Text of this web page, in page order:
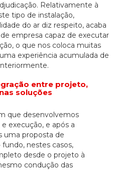
Relativamente à
tipo de instalação,
do ar diz respeito, acaba
empresa capaz de executar
o que nos coloca muitas
experiência acumulada de
entre projeto,
soluções
que desenvolvemos
execução, e após a
uma proposta de
nestes casos,
desde o projeto à
condução das